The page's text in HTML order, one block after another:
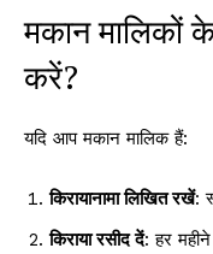
मकान मालिकों
करें?
यदि आप मकान मालिक हैं:
किरायानामा लिखित रखें:
किराया रसीद दें: हर